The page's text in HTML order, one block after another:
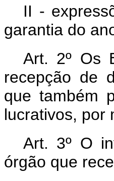
II -
garantia do
Art. 2º Os
recepção de
que também
lucrativos, por
Art. 3º O
órgão que